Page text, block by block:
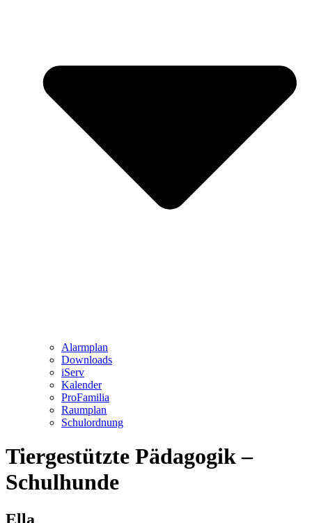
Alarmplan
Downloads
iServ
Kalender
ProFamilia
Raumplan
Schulordnung
Tiergestützte Pädagogik –
Schulhunde
Ella